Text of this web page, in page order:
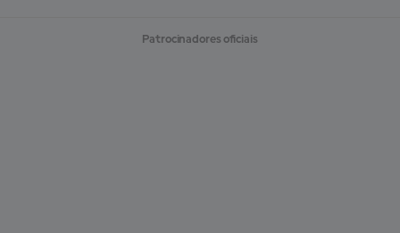
Patrocinadores oficiais